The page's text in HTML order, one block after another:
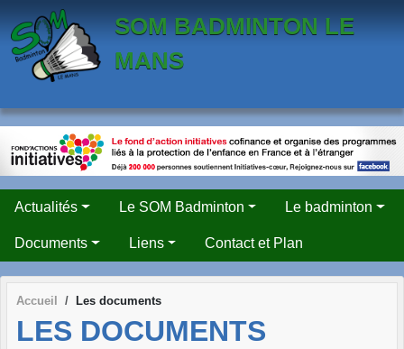
SOM BADMINTON LE
MANS
Actualités Le SOM Badminton Le badminton
Documents Liens Contact et Plan
Accueil Les documents
LES DOCUMENTS
Panneau de gestion des cookies